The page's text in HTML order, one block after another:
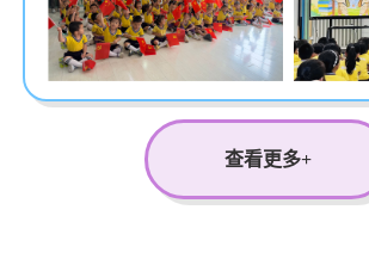
查看更多+